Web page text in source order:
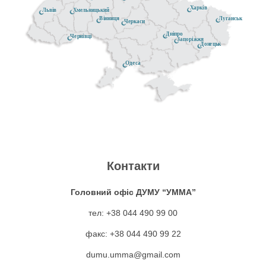
Донецьк
Черкаси
Чернівці
Луганськ
Хмельницький
Дніпро
Одеса
Вінниця
Запоріжжя
Львів Харків
Контакти
Головний офіс ДУМУ “УММА”
тел: +38 044 490 99 00
факс: +38 044 490 99 22
dumu.umma@gmail.com